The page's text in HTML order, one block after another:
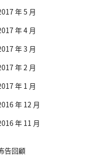
年 5 月
年 4 月
年 3 月
年 2 月
年 1 月
年 12 月
年 11 月
告回顧